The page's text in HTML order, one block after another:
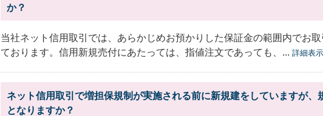
か？
当社ネット信用取引では、あらかじめお預かりした保証金の範囲内でお
ております。信用新規売付にあたっては、指値注文であっても、... 詳細表示
ネット信用取引で増担保規制が実施される前に新規建をしていますが、
となりますか？